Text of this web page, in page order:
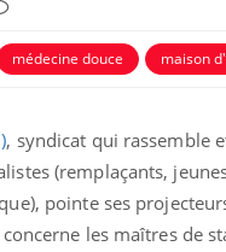
médecine douce maison
, syndicat qui rassemble
(remplaçants,
pointe ses
les maîtres de